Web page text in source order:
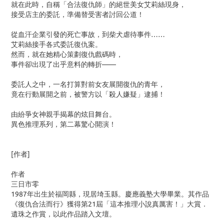
就在此時，自稱「合法復仇師」的絕世美女艾莉絲現身，
接受店主的委託，準備替受害者討回公道！
從血汗企業引發的死亡事故，到柴犬虐待事件……
艾莉絲接手各式委託復仇案。
然而，就在她精心策劃復仇戲碼時，
事件卻出現了出乎意料的轉折——
委託人之中，一名打算對前女友展開復仇的青年，
竟在行動展開之前，被警方以「殺人嫌疑」逮捕！
由紛爭女神親手揭幕的炫目舞台。
異色推理系列，第二幕驚心開演！
[作者]
作者
三日市零
1987年出生於福岡縣，現居埼玉縣。慶應義塾大學畢業。其作品
《復仇合法而行》獲得第21屆「這本推理小說真厲害！」大賞．
遺珠之作賞，以此作品踏入文壇。